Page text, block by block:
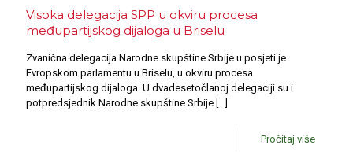
Visoka delegacija SPP u okviru procesa
međupartijskog dijaloga u Briselu
Zvanična delegacija Narodne skupštine Srbije u posjeti je
Evropskom parlamentu u Briselu, u okviru procesa
međupartijskog dijaloga. U dvadesetočlanoj delegaciji su i
potpredsjednik Narodne skupštine Srbije […]
Pročitaj više